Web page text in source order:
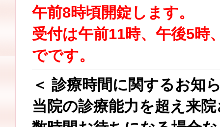
午前8時頃開錠します。
受付は午前11時、午後5時
でです。
＜ 診療時間に関するお知
当院の診療能力を超え来